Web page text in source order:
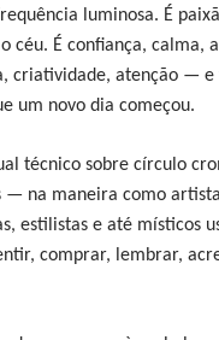
luminosa. É
céu. É confiança, calma,
criatividade, atenção — e
um novo dia começou.
técnico sobre círculo
— na maneira como
estilistas e até místicos
comprar, lembrar,